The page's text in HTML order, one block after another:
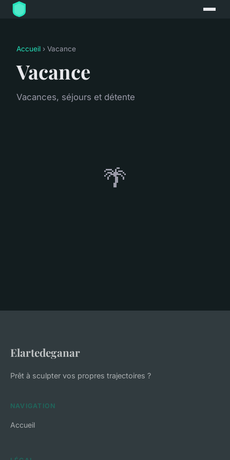
Accueil › Vacance
Vacance
Vacances, séjours et détente
🌴
Elartedeganar
Prêt à sculpter vos propres trajectoires ?
NAVIGATION
Accueil